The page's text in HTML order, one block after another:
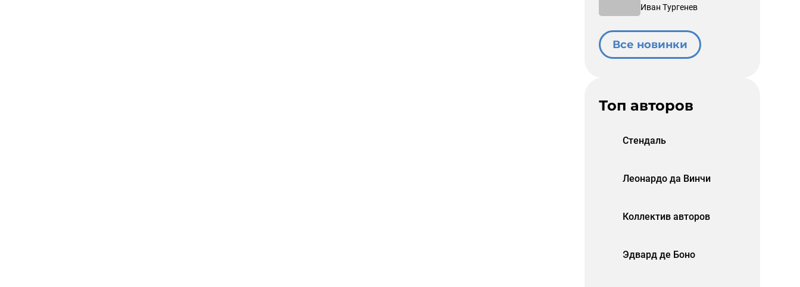
Иван Тургенев
Все новинки
Топ авторов
Стендаль
Леонардо да Винчи
Коллектив авторов
Эдвард де Боно